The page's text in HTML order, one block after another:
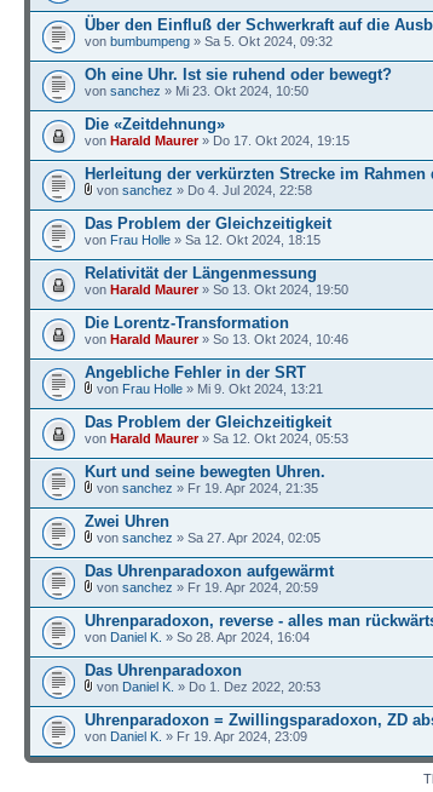
Über den Einfluß der Schwerkraft auf die
von bumbumpeng » Sa 5. Okt 2024, 09:32
Oh eine Uhr. Ist sie ruhend oder bewegt?
von sanchez » Mi 23. Okt 2024, 10:50
Die «Zeitdehnung»
von Harald Maurer» Do 17. Okt 2024, 19:15
Herleitung der verkürzten Strecke im Rahmen
von sanchez » Do 4. Jul 2024, 22:58
Das Problem der Gleichzeitigkeit
von Frau Holle » Sa 12. Okt 2024, 18:15
Relativität der Längenmessung
von Harald Maurer» So 13. Okt 2024, 19:50
Die Lorentz-Transformation
von Harald Maurer» So 13. Okt 2024, 10:46
Angebliche Fehler in der SRT
von Frau Holle » Mi 9. Okt 2024, 13:21
Das Problem der Gleichzeitigkeit
von Harald Maurer» Sa 12. Okt 2024, 05:53
Kurt und seine bewegten Uhren.
von sanchez » Fr 19. Apr 2024, 21:35
Zwei Uhren
von sanchez » Sa 27. Apr 2024, 02:05
Das Uhrenparadoxon aufgewärmt
von sanchez » Fr 19. Apr 2024, 20:59
Uhrenparadoxon, reverse - alles man
von Daniel K. » So 28. Apr 2024, 16:04
Das Uhrenparadoxon
von Daniel K. » Do 1. Dez 2022, 20:53
Uhrenparadoxon = Zwillingsparadoxon, ZD
von Daniel K. » Fr 19. Apr 2024, 23:09